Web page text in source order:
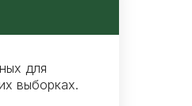
для
выборках.